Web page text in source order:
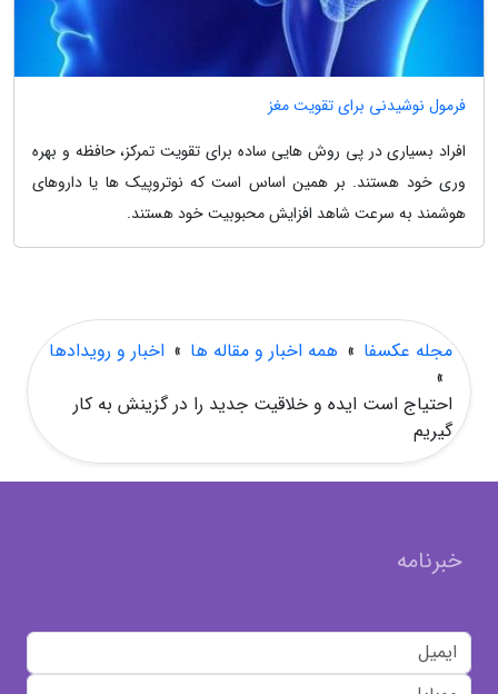
فرمول نوشیدنی برای تقویت مغز
افراد بسیاری در پی روش هایی ساده برای تقویت تمرکز، حافظه و بهره
وری خود هستند. بر همین اساس است که نوتروپیک ها یا داروهای
هوشمند به سرعت شاهد افزایش محبوبیت خود هستند.
مجله عکسفا » همه اخبار و مقاله ها » اخبار و رویدادها
»
احتیاج است ایده و خلاقیت جدید را در گزینش به کار
گیریم
خبرنامه